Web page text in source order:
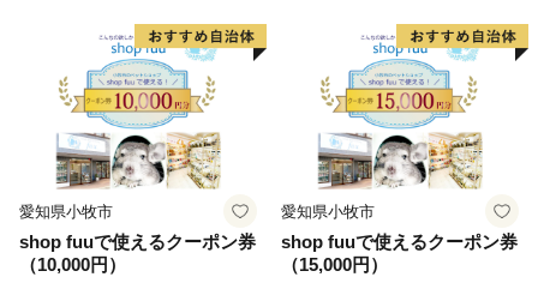
愛知県小牧市
shop fuuで使えるクーポン券
（10,000円）
愛知県小牧市
shop fuuで使えるクーポン券
（15,000円）